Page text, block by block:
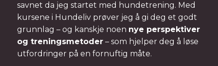
savnet da jeg startet med hundetrening. Med
kursene i Hundeliv prøver jeg å gi deg et godt
grunnlag – og kanskje noen nye perspektiver
og treningsmetoder – som hjelper deg å løse
utfordringer på en fornuftig måte.